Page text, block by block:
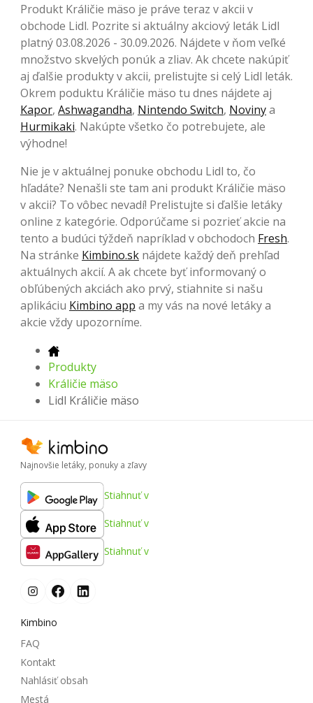
Produkt Králičie mäso je práve teraz v akcii v
obchode Lidl. Pozrite si aktuálny akciový leták Lidl
platný 03.08.2026 - 30.09.2026. Nájdete v ňom veľké
množstvo skvelých ponúk a zliav. Ak chcete nakúpiť
aj ďalšie produkty v akcii, prelistujte si celý Lidl leták.
Okrem poduktu Králičie mäso tu dnes nájdete aj
Kapor, Ashwagandha, Nintendo Switch, Novinya
Hurmikaki. Nakúpte všetko čo potrebujete, ale
výhodne!
Nie je v aktuálnej ponuke obchodu Lidl to, čo
hľadáte? Nenašli ste tam ani produkt Králičie mäso
v akcii? To vôbec nevadí! Prelistujte si ďalšie letáky
online z kategórie. Odporúčame si pozrieť akcie na
tento a budúci týždeň napríklad v obchodoch Fresh.
Na stránke Kimbino.sk nájdete každý deň prehľad
aktuálnych akcií. A ak chcete byť informovaný o
obľúbených akciách ako prvý, stiahnite si našu
aplikáciu Kimbino app a my vás na nové letáky a
akcie vždy upozorníme.
Produkty
Králičie mäso
Lidl Králičie mäso
Najnovšie letáky, ponuky a zľavy
Stiahnuť v
Stiahnuť v
Stiahnuť v
Kimbino
FAQ
Kontakt
Nahlásiť obsah
Mestá